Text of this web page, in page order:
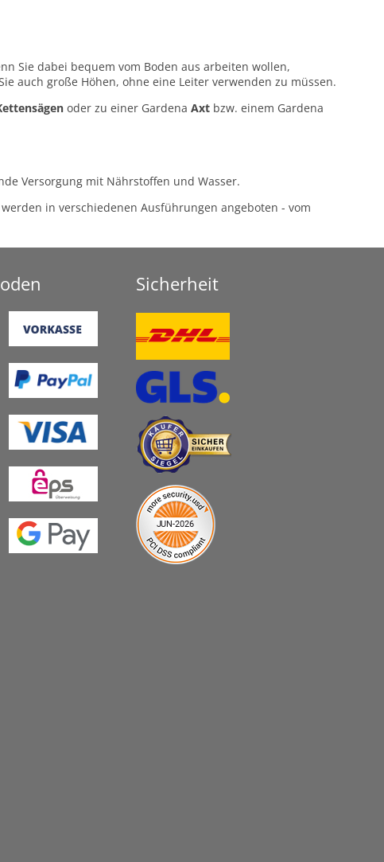
Sie dabei bequem vom Boden aus arbeiten wollen,
auch große Höhen, ohne eine Leiter verwenden zu müssen.
oder zu einer Gardena Axt bzw. einem Gardena
Versorgung mit Nährstoffen und Wasser.
in verschiedenen Ausführungen angeboten - vom
Sicherheit